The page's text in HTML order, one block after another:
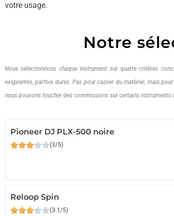
votre usage.
Notre
Nous sélectionnons chaque instrument sur quatre critères
exigeantes, parfois dures. Pas pour casser du matériel, mais
nous pouvons toucher des commissions sur certains instruments
Pioneer DJ PLX-500 noire
(3/5)
Reloop Spin
(3.1/5)